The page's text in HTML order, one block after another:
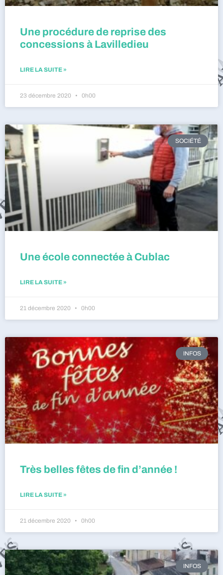
Une procédure de reprise des
concessions à Lavilledieu
LIRE LA SUITE »
23 décembre 2020 0h00
SOCIÉTÉ
Une école connectée à Cublac
LIRE LA SUITE »
21 décembre 2020 0h00
INFOS
Très belles fêtes de fin d’année !
LIRE LA SUITE »
21 décembre 2020 0h00
INFOS